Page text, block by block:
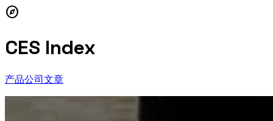
explore
CES Index
产品公司文章